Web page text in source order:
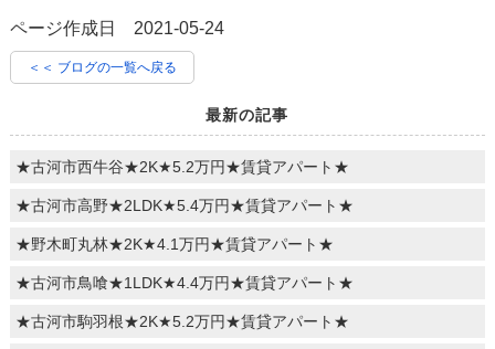
ページ作成日 2021-05-24
＜＜ ブログの一覧へ戻る
最新の記事
★古河市西牛谷★2K★5.2万円★賃貸アパート★
★古河市高野★2LDK★5.4万円★賃貸アパート★
★野木町丸林★2K★4.1万円★賃貸アパート★
★古河市鳥喰★1LDK★4.4万円★賃貸アパート★
★古河市駒羽根★2K★5.2万円★賃貸アパート★